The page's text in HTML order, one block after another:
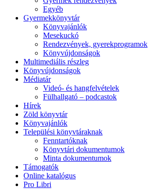
Egyéb
Gyermekkönyvtár
Könyvajánlók
Mesekuckó
Rendezvények, gyerekprogramok
Könyvújdonságok
Multimediális részleg
Könyvújdonságok
Médiatár
Videó- és hangfelvételek
Fülhallgató – podcastok
Hírek
Zöld könyvtár
Könyvajánlók
Települési könyvtáraknak
Fenntartóknak
Könyvtári dokumentumok
Minta dokumentumok
Támogatók
Online katalógus
Pro Libri